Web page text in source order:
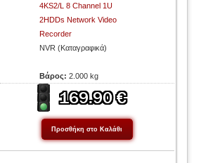
4KS2/L 8 Channel 1U
2HDDs Network Video
Recorder
NVR (Καταγραφικά)
Βάρος:2.000 kg